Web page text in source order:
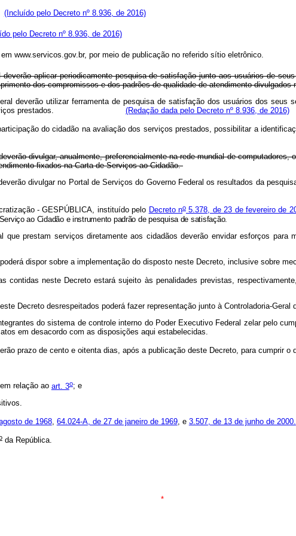
(Incluído pelo Decreto nº 8.936, de 2016)
pelo Decreto nº 8.936, de 2016)
em www.servicos.gov.br, por meio de publicação no referido sítio
aplicar periodicamente pesquisa de satisfação junto aos usuários de
dos compromissos e dos padrões de qualidade de atendimento
deverão utilizar ferramenta de pesquisa de satisfação dos usuários dos seus
os serviços prestados. (Redação dada pelo Decreto nº 8.936, de 2016)
do cidadão na avaliação dos serviços prestados, possibilitar a
divulgar, anualmente, preferencialmente na rede mundial de
fixados na Carta de Serviços ao Cidadão.
deverão divulgar no Portal de Serviços do Governo Federal os
- GESPÚBLICA, instituído pelo Decreto no5.378, de 23 de fevereiro de
ao Cidadão e instrumento padrão de pesquisa de satisfação.
prestam serviços diretamente aos cidadãos deverão envidar esforços para
dispor sobre a implementação do disposto neste Decreto, inclusive sobre
contidas neste Decreto estará sujeito às penalidades previstas,
Decreto desrespeitados poderá fazer representação junto à Controladoria-Geral
do sistema de controle interno do Poder Executivo Federal zelar pelo
em desacordo com as disposições aqui estabelecidas.
prazo de cento e oitenta dias, após a publicação deste Decreto, para cumprir o
relação ao art. 3o; e
de 1968, 64.024-A, de 27 de janeiro de 1969, e 3.507, de 13 de junho de 2000.
da República.
*